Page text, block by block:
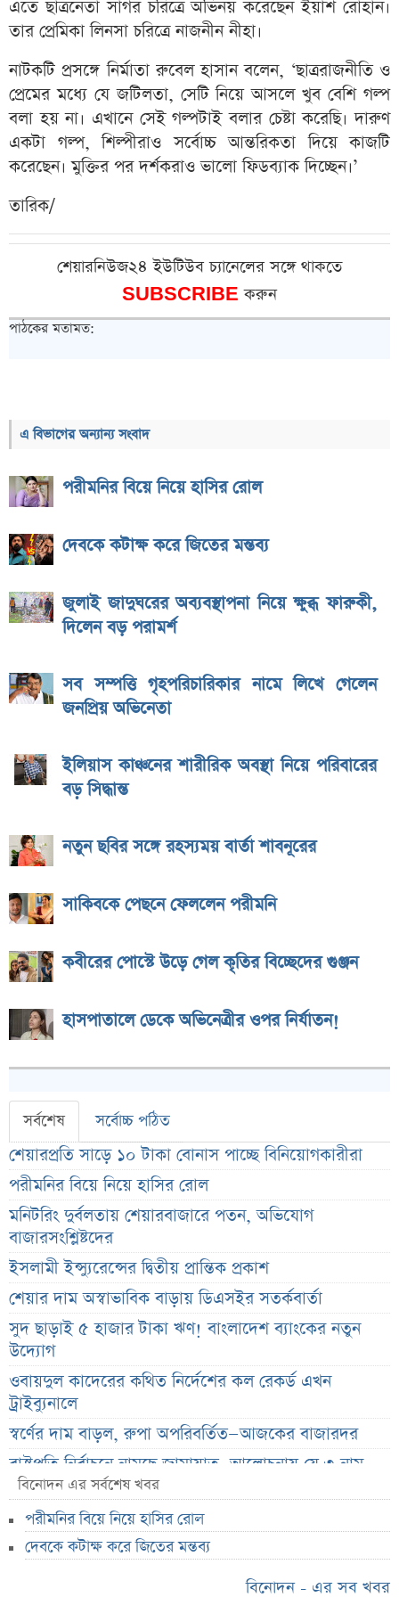
এতে ছাত্রনেতা সাগর চরিত্রে অভিনয় করেছেন ইয়াশ রোহান।
তার প্রেমিকা লিনসা চরিত্রে নাজনীন নীহা।
নাটকটি প্রসঙ্গে নির্মাতা রুবেল হাসান বলেন, ‘ছাত্ররাজনীতি ও
প্রেমের মধ্যে যে জটিলতা, সেটি নিয়ে আসলে খুব বেশি গল্প
বলা হয় না। এখানে সেই গল্পটাই বলার চেষ্টা করেছি। দারুণ
একটা গল্প, শিল্পীরাও সর্বোচ্চ আন্তরিকতা দিয়ে কাজটি
করেছেন। মুক্তির পর দর্শকরাও ভালো ফিডব্যাক দিচ্ছেন।’
তারিক/
শেয়ারনিউজ২৪ ইউটিউব চ্যানেলের সঙ্গে থাকতে
SUBSCRIBEকরুন
পাঠকের মতামত:
এ বিভাগের অন্যান্য সংবাদ
পরীমনির বিয়ে নিয়ে হাসির রোল
দেবকে কটাক্ষ করে জিতের মন্তব্য
জুলাই জাদুঘরের অব্যবস্থাপনা নিয়ে ক্ষুব্ধ ফারুকী,
দিলেন বড় পরামর্শ
সব সম্পত্তি গৃহপরিচারিকার নামে লিখে গেলেন
জনপ্রিয় অভিনেতা
ইলিয়াস কাঞ্চনের শারীরিক অবস্থা নিয়ে পরিবারের
বড় সিদ্ধান্ত
নতুন ছবির সঙ্গে রহস্যময় বার্তা শাবনূরের
সাকিবকে পেছনে ফেললেন পরীমনি
কবীরের পোস্টে উড়ে গেল কৃতির বিচ্ছেদের গুঞ্জন
হাসপাতালে ডেকে অভিনেত্রীর ওপর নির্যাতন!
সর্বশেষ সর্বোচ্চ পঠিত
শেয়ারপ্রতি সাড়ে ১০ টাকা বোনাস পাচ্ছে বিনিয়োগকারীরা
পরীমনির বিয়ে নিয়ে হাসির রোল
মনিটরিং দুর্বলতায় শেয়ারবাজারে পতন, অভিযোগ
বাজারসংশ্লিষ্টদের
ইসলামী ইন্স্যুরেন্সের দ্বিতীয় প্রান্তিক প্রকাশ
শেয়ার দাম অস্বাভাবিক বাড়ায় ডিএসইর সতর্কবার্তা
সুদ ছাড়াই ৫ হাজার টাকা ঋণ! বাংলাদেশ ব্যাংকের নতুন
উদ্যোগ
ওবায়দুল কাদেরের কথিত নির্দেশের কল রেকর্ড এখন
ট্রাইব্যুনালে
স্বর্ণের দাম বাড়ল, রুপা অপরিবর্তিত—আজকের বাজারদর
রাষ্ট্রপতি নির্বাচনে নামছে জামায়াত, আলোচনায় যে ৩ নাম
দেবকে কটাক্ষ করে জিতের মন্তব্য
বাংলাদেশ-ভারত সম্পর্কে নতুন সমীকরণ
জিএসপি ইনভেস্টমেন্টের হিসাব-লেনদেন খতিয়ে দেখবে
বিনোদন এর সর্বশেষ খবর
পরীমনির বিয়ে নিয়ে হাসির রোল
দেবকে কটাক্ষ করে জিতের মন্তব্য
বিনোদন - এর সব খবর